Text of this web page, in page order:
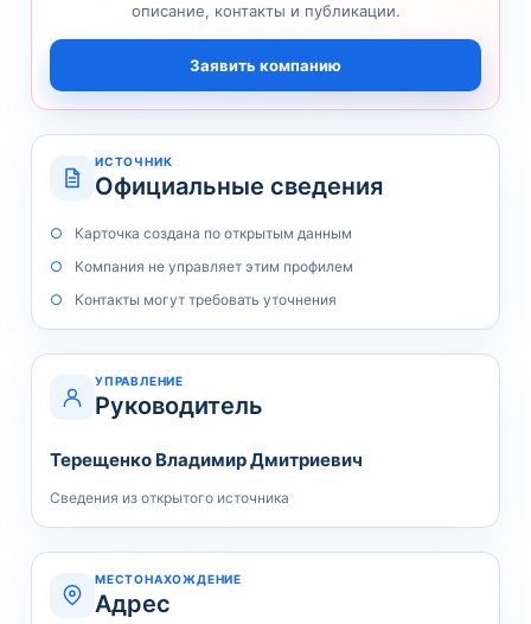
описание, контакты и публикации.
Заявить компанию
ИСТОЧНИК
Официальные сведения
Карточка создана по открытым данным
Компания не управляет этим профилем
Контакты могут требовать уточнения
УПРАВЛЕНИЕ
Руководитель
Терещенко Владимир Дмитриевич
Сведения из открытого источника
МЕСТОНАХОЖДЕНИЕ
Адрес